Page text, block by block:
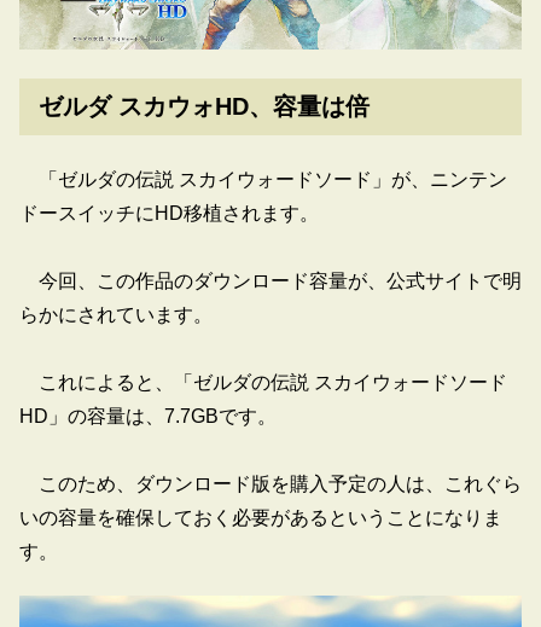
ゼルダ スカウォHD、容量は倍
「ゼルダの伝説 スカイウォードソード」が、ニンテン
ドースイッチにHD移植されます。
今回、この作品のダウンロード容量が、公式サイトで明
らかにされています。
これによると、「ゼルダの伝説 スカイウォードソード
HD」の容量は、7.7GBです。
このため、ダウンロード版を購入予定の人は、これぐら
いの容量を確保しておく必要があるということになりま
す。